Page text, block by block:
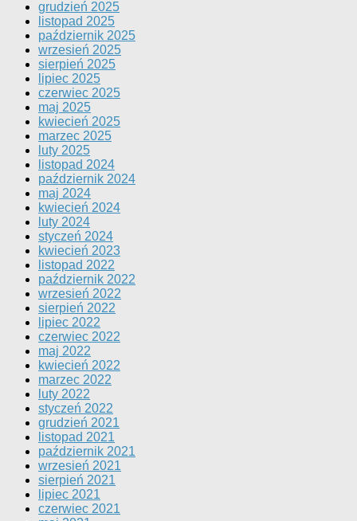
grudzień 2025
listopad 2025
październik 2025
wrzesień 2025
sierpień 2025
lipiec 2025
czerwiec 2025
maj 2025
kwiecień 2025
marzec 2025
luty 2025
listopad 2024
październik 2024
maj 2024
kwiecień 2024
luty 2024
styczeń 2024
kwiecień 2023
listopad 2022
październik 2022
wrzesień 2022
sierpień 2022
lipiec 2022
czerwiec 2022
maj 2022
kwiecień 2022
marzec 2022
luty 2022
styczeń 2022
grudzień 2021
listopad 2021
październik 2021
wrzesień 2021
sierpień 2021
lipiec 2021
czerwiec 2021